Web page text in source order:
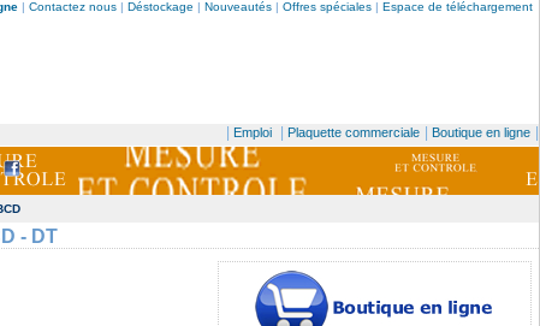
| Contactez nous | Déstockage | Nouveautés | Offres spéciales | Espace de téléchargement
Emploi Plaquette commerciale Boutique en ligne
- DT